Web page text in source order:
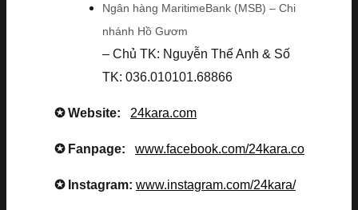
Ngân hàng MaritimeBank (MSB) – Chi
nhánh Hồ Gươm
– Chủ TK: Nguyễn Thế Anh & Số
TK: 036.010101.68866
✪ Website: 24kara.com
✪ Fanpage: www.facebook.com/24kara.co
✪ Instagram: www.instagram.com/24kara/